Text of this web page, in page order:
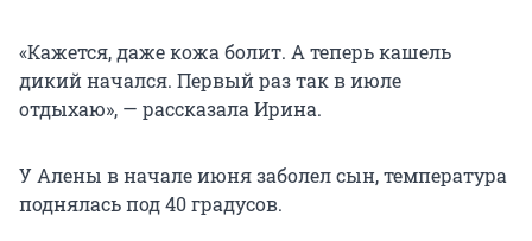
«Кажется, даже кожа болит. А теперь кашель
дикий начался. Первый раз так в июле
отдыхаю», — рассказала Ирина.
У Алены в начале июня заболел сын, температура
поднялась под 40 градусов.